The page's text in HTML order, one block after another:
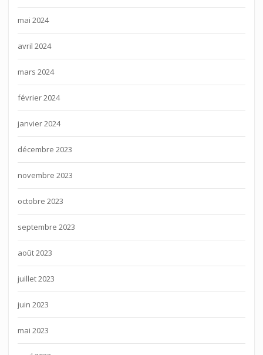
mai 2024
avril 2024
mars 2024
février 2024
janvier 2024
décembre 2023
novembre 2023
octobre 2023
septembre 2023
août 2023
juillet 2023
juin 2023
mai 2023